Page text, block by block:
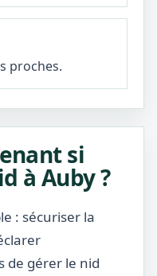
proches.
si
à Auby ?
: sécuriser la
de gérer le nid